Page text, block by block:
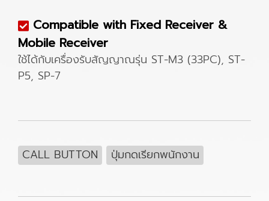
Compatible with Fixed Receiver &
Mobile Receiver
ใช้ได้กับเครื่องรับสัญญาณรุ่น ST-M3 (33PC), ST-
P5, SP-7
CALL BUTTON ปุ่มกดเรียกพนักงาน